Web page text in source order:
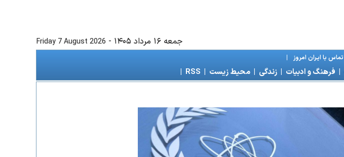
جمعه ۱۶ مرداد ۱۴۰۵ -
Friday 7 August 2026
تماس با ايران امروز |
| فرهنگ و ادبيات | زندگی | محیط زیست |
RSS
|